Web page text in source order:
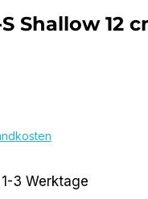
Shallow 12
3 Werktage